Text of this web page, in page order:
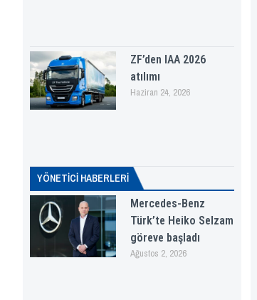
ZF’den IAA 2026
atılımı
Haziran 24, 2026
YÖNETICI HABERLERI
Mercedes-Benz
Türk’te Heiko Selzam
göreve başladı
Ağustos 2, 2026